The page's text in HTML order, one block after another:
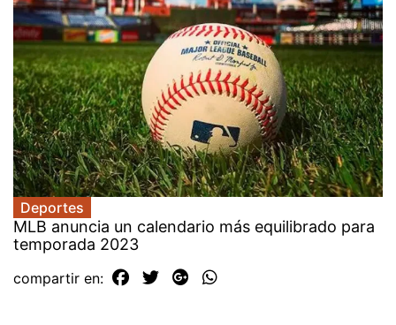
Deportes
MLB anuncia un calendario más equilibrado para
temporada 2023
compartir en: